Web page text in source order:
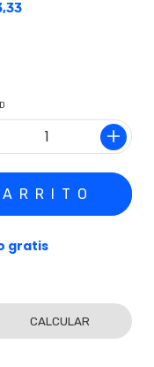
gratis
CALCULAR